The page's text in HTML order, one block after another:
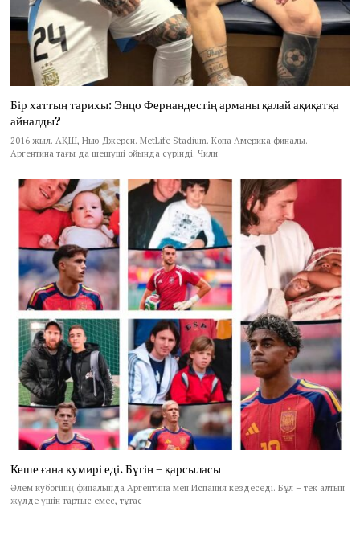
Бір хаттың тарихы: Энцо Фернандестің арманы қалай ақиқатқа
айналды?
2016 жыл. АҚШ, Нью-Джерси. MetLife Stadium. Копа Америка финалы.
Аргентина тағы да шешуші ойында сүрінді. Чили
Кеше ғана кумирі еді. Бүгін – қарсыласы
Әлем кубогінің финалында Аргентина мен Испания кездеседі. Бұл – тек алтын
жүлде үшін тартыс емес, тұтас